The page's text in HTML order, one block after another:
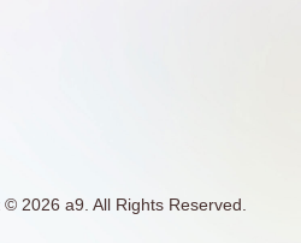
2026 a9. All Rights Reserved.